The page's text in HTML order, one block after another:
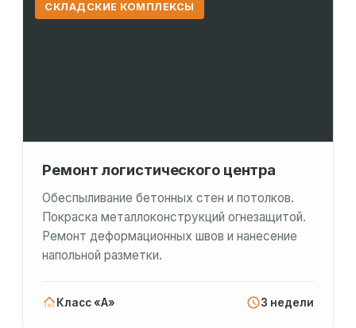
СКЛАДСКИЕ КОМПЛЕКСЫ
Ремонт логистического центра
Обеспыливание бетонных стен и потолков.
Покраска металлоконструкций огнезащитой.
Ремонт деформационных швов и нанесение
напольной разметки.
Класс «А» 3 недели